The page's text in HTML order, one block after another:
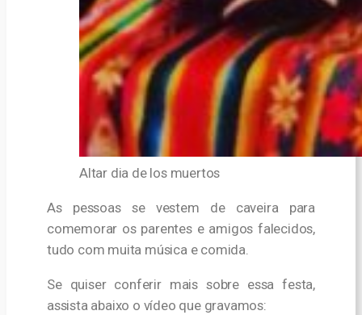
Altar dia de los muertos
As pessoas se vestem de caveira para
comemorar os parentes e amigos falecidos,
tudo com muita música e comida.
Se quiser conferir mais sobre essa festa,
assista abaixo o vídeo que gravamos: